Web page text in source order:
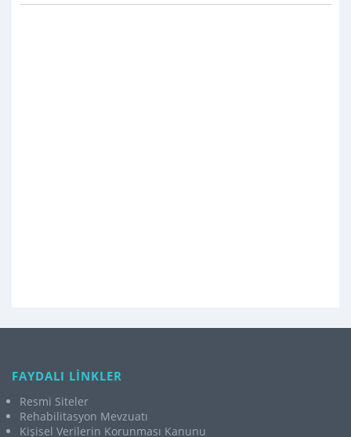
FAYDALI LİNKLER
Resmi Siteler
Rehabilitasyon Mevzuatı
Kişisel Verilerin Korunması Kanunu